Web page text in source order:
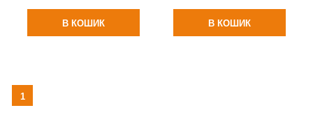
В КОШИК В КОШИК
1